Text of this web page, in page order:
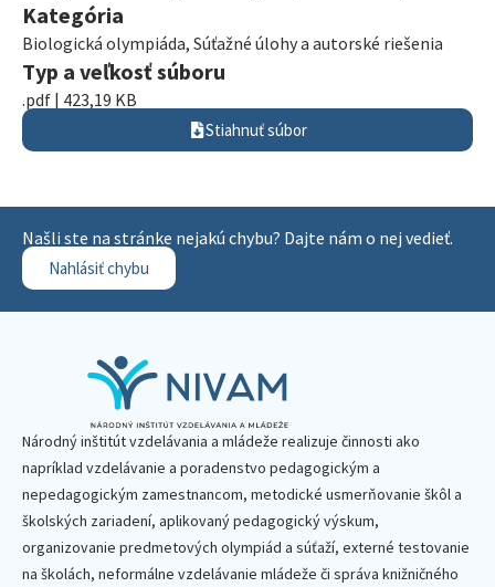
Kategória
Biologická olympiáda, Súťažné úlohy a autorské riešenia
Typ a veľkosť súboru
.pdf | 423,19 KB
Stiahnuť súbor
Našli ste na stránke nejakú chybu? Dajte nám o nej vedieť.
Nahlásiť chybu
Národný inštitút vzdelávania a mládeže realizuje činnosti ako
napríklad vzdelávanie a poradenstvo pedagogickým a
nepedagogickým zamestnancom, metodické usmerňovanie škôl a
školských zariadení, aplikovaný pedagogický výskum,
organizovanie predmetových olympiád a súťaží, externé testovanie
na školách, neformálne vzdelávanie mládeže či správa knižničného